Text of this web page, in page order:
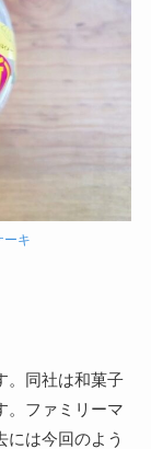
ーキ
。同社は和菓子
。ファミリーマ
には今回のよう